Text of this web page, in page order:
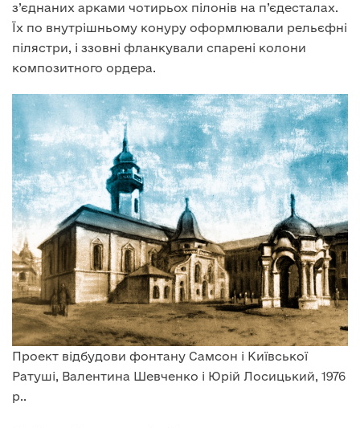
з’єднаних арками чотирьох пілонів на п’єдесталах.
Їх по внутрішньому конуру оформлювали рельєфні
пілястри, і ззовні фланкували спарені колони
композитного ордера.
Проект відбудови фонтану Самсон і Київської
Ратуші, Валентина Шевченко і Юрій Лосицький, 1976
р..